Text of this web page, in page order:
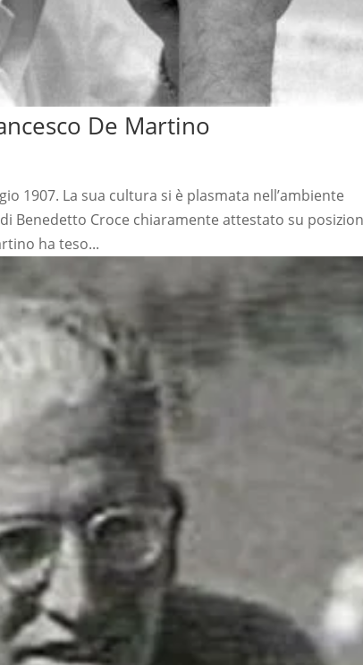
De Martino
1907. La sua cultura si è plasmata nell’ambiente
Benedetto Croce chiaramente attestato su
ha teso...